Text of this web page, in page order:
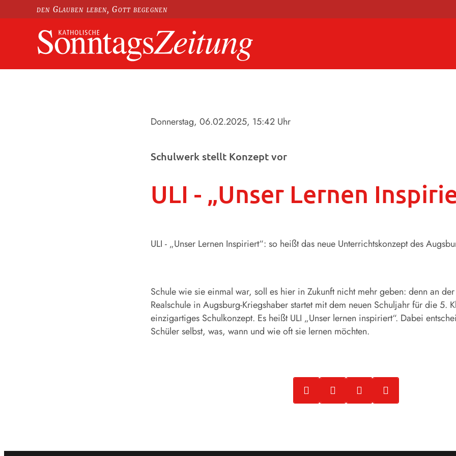
den Glauben leben, Gott begegnen
Donnerstag, 06.02.2025, 15:42 Uhr
Schulwerk stellt Konzept vor
ULI - „Unser Lernen
ULI - „Unser Lernen Inspiriert“: so heißt das neue Unterrichtskonzept des
Schule wie sie einmal war, soll es hier in Zukunft nicht mehr geben: denn an
Realschule in Augsburg-Kriegshaber startet mit dem neuen Schuljahr für die 5.
einzigartiges Schulkonzept. Es heißt ULI „Unser lernen inspiriert“. Dabei
Schüler selbst, was, wann und wie oft sie lernen möchten.